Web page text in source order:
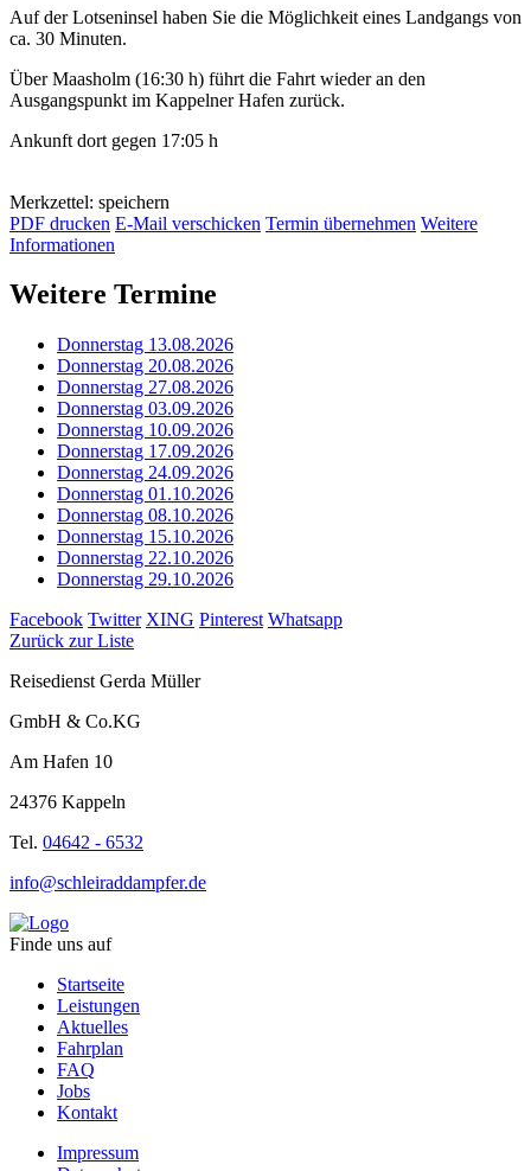
Auf der Lotseninsel haben Sie die Möglichkeit eines Landgangs von
ca. 30 Minuten.
Über Maasholm (16:30 h) führt die Fahrt wieder an den
Ausgangspunkt im Kappelner Hafen zurück.
Ankunft dort gegen 17:05 h
Merkzettel: speichern
PDF drucken E-Mail verschicken Termin übernehmen Weitere
Informationen
Weitere Termine
Donnerstag 13.08.2026
Donnerstag 20.08.2026
Donnerstag 27.08.2026
Donnerstag 03.09.2026
Donnerstag 10.09.2026
Donnerstag 17.09.2026
Donnerstag 24.09.2026
Donnerstag 01.10.2026
Donnerstag 08.10.2026
Donnerstag 15.10.2026
Donnerstag 22.10.2026
Donnerstag 29.10.2026
Facebook Twitter XING Pinterest Whatsapp
Zurück zur Liste
Reisedienst Gerda Müller
GmbH & Co.KG
Am Hafen 10
24376 Kappeln
Tel. 04642 - 6532
info@schleiraddampfer.de
Finde uns auf
Startseite
Leistungen
Aktuelles
Fahrplan
FAQ
Jobs
Kontakt
Impressum